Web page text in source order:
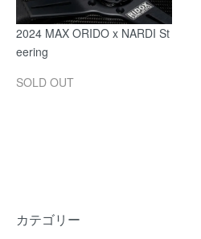
2024 MAX ORIDO x NARDI St
eering
SOLD OUT
カテゴリー